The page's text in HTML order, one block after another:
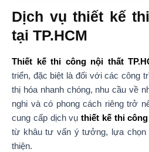
Dịch vụ thiết kế
tại TP.HCM
Thiết kế thi công nội thất
triển, đặc biệt là đối với các công
thị hóa nhanh chóng, nhu cầu về
nghi và có phong cách riêng trở
cung cấp dịch vụthiết kế thi
từ khâu tư vấn ý tưởng, lựa chọn
thiện.